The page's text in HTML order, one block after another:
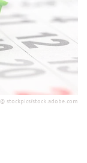
© stockpics/stock.adobe.com